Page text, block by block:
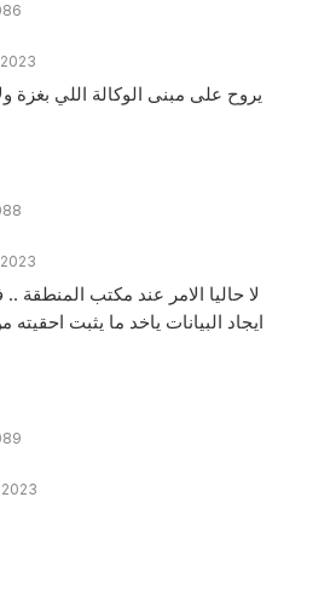
يروح على مبنى الوكالة اللي بغزة
لا حاليا الامر عند مكتب
ايجاد البيانات ياخد ما يثبت احقيته